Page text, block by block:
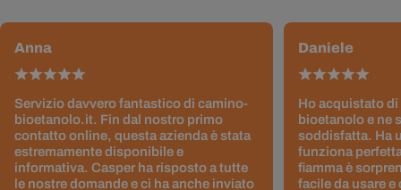
Anna
Servizio davvero fantastico di camino-
bioetanolo.it. Fin dal nostro primo
contatto online, questa azienda è stata
estremamente disponibile e
informativa. Casper ha risposto a tutte
le nostre domande e ci ha anche inviato
Daniele
Ho acquistato di
bioetanolo e ne
soddisfatta. Ha
funziona
fiamma è
facile da usare e